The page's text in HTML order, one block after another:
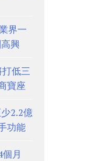
界一
興
低三
寶座
2.2億
功能
個月